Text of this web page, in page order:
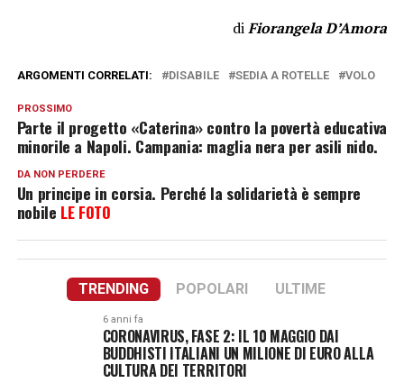
diFiorangela D’Amora
ARGOMENTI CORRELATI: DISABILE SEDIA A ROTELLE VOLO
PROSSIMO
Parte il progetto «Caterina» contro la povertà educativa
minorile a Napoli. Campania: maglia nera per asili nido.
DA NON PERDERE
Un principe in corsia. Perché la solidarietà è sempre
nobile LE FOTO
TRENDING POPOLARI ULTIME
6 anni fa
CORONAVIRUS, FASE 2: IL 10 MAGGIO DAI
BUDDHISTI ITALIANI UN MILIONE DI EURO ALLA
CULTURA DEI TERRITORI